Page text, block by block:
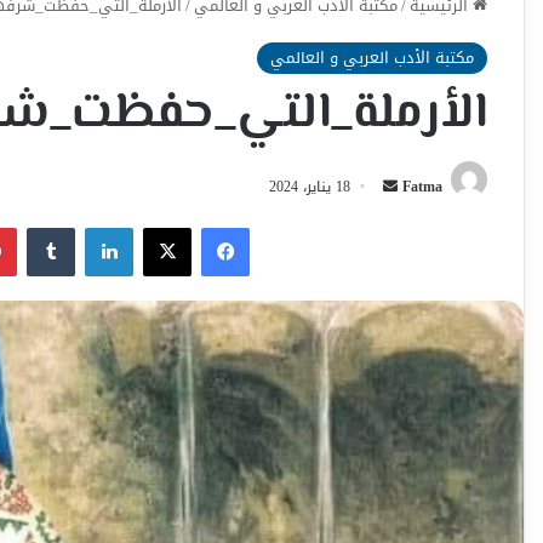
مكتبة الأدب العربي و العالمي
Fatma
أرسل 18 يناير، 2024
فيسبوك‫X لينكدإن